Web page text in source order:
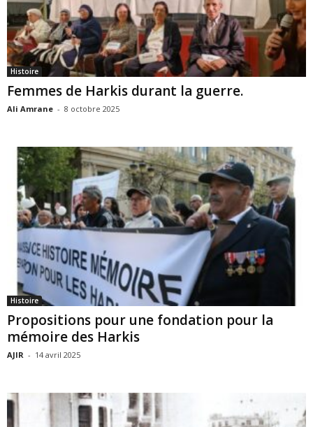
Histoire
Femmes de Harkis durant la guerre.
Ali Amrane - 8 octobre 2025
Histoire
Propositions pour une fondation pour la
mémoire des Harkis
AJIR - 14 avril 2025